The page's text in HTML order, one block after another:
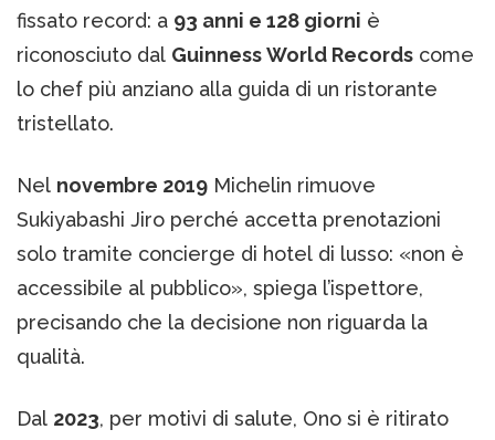
fissato record: a 93 anni e 128 giorni è
riconosciuto dal Guinness World Records come
lo chef più anziano alla guida di un ristorante
tristellato.
Nel novembre 2019 Michelin rimuove
Sukiyabashi Jiro perché accetta prenotazioni
solo tramite concierge di hotel di lusso: «non è
accessibile al pubblico», spiega l’ispettore,
precisando che la decisione non riguarda la
qualità.
Dal 2023, per motivi di salute, Ono si è ritirato